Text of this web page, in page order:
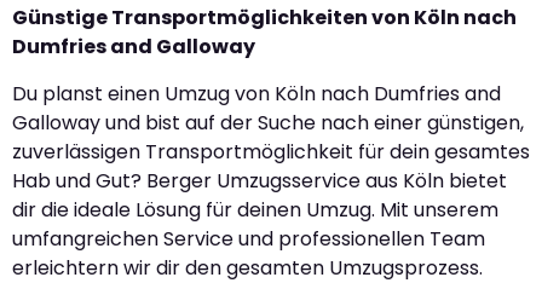
Günstige Transportmöglichkeiten von Köln nach
Dumfries and Galloway
Du planst einen Umzug von Köln nach Dumfries and
Galloway und bist auf der Suche nach einer günstigen,
zuverlässigen Transportmöglichkeit für dein gesamtes
Hab und Gut? Berger Umzugsservice aus Köln bietet
dir die ideale Lösung für deinen Umzug. Mit unserem
umfangreichen Service und professionellen Team
erleichtern wir dir den gesamten Umzugsprozess.